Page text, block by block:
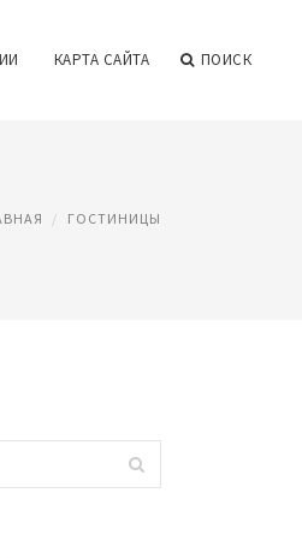
КАРТА САЙТА ПОИСК
ГОСТИНИЦЫ